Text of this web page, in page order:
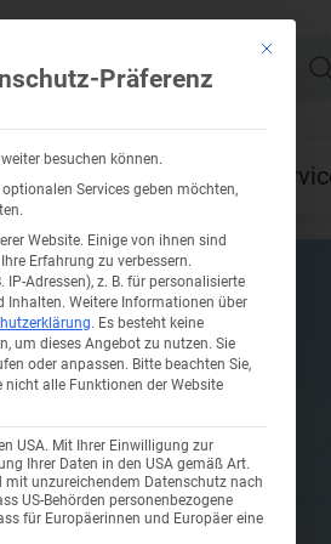
Über uns
Mit
Präferenz
besuchen können.
Services geben möchten,
Website. Einige von ihnen sind
Erfahrung zu verbessern.
IP-Adressen), z. B. für personalisierte
Inhalten. Weitere Informationen über
. Es besteht keine
um dieses Angebot zu nutzen. Sie
oder anpassen. Bitte beachten Sie,
alle Funktionen der Website
USA. Mit Ihrer Einwilligung zur
Ihrer Daten in den USA gemäß Art.
mit unzureichendem Datenschutz nach
US-Behörden personenbezogene
für Europäerinnen und Europäer eine